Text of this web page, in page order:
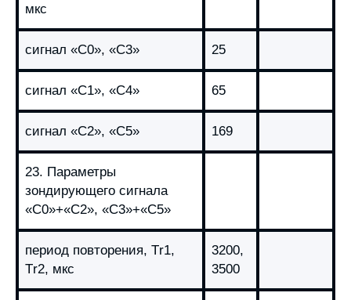
мкс
сигнал «С0», «С3» 25
сигнал «С1», «С4» 65
сигнал «С2», «С5» 169
23. Параметры
зондирующего сигнала
«С0»+«С2», «С3»+«С5»
период повторения, Тr1,
Тr2, мкс
3200,
3500